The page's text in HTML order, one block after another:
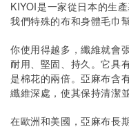
KIYOI是一家從日本的生
我們特殊的布和身體毛巾
你使用得越多，纖維就會
耐用、堅固、持久。它具
是棉花的兩倍。亞麻布含
纖維深處，使其保持清潔
在歐洲和美國，亞麻布長